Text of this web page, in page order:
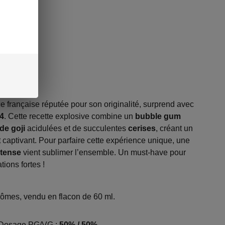
française réputée pour son originalité, surprend avec
. Cette recette explosive combine un bubble gum
goji acidulées et de succulentes cerises, créant un
Pour parfaire cette expérience unique, une
vient sublimer l’ensemble. Un must-have pour
fortes !
vendu en flacon de 60 ml.